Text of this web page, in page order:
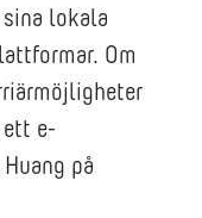
lokala
Om
e-
på